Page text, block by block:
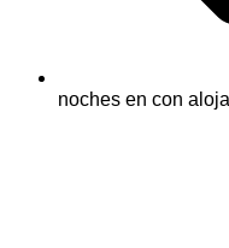
noches en con